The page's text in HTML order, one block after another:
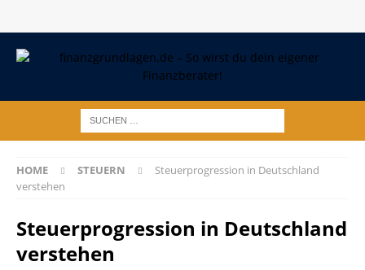
HOME STEUERN
Steuerprogression in Deutschland
verstehen
Steuerprogression in Deutschland
verstehen